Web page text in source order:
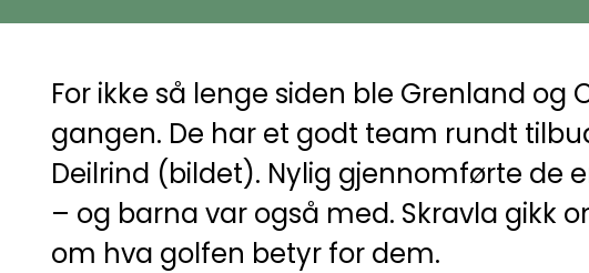
For ikke så lenge siden ble Grenland
gangen. De har et godt team rundt
Deilrind (bildet). Nylig gjennomførte de
– og barna var også med. Skravla gikk
om hva golfen betyr for dem.